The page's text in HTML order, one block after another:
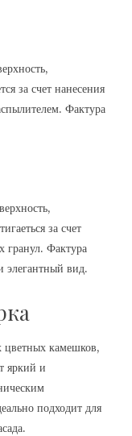
за счет нанесения
Фактура
за счет
гранул. Фактура
элегантный вид.
цветных камешков,
яркий и
подходит для